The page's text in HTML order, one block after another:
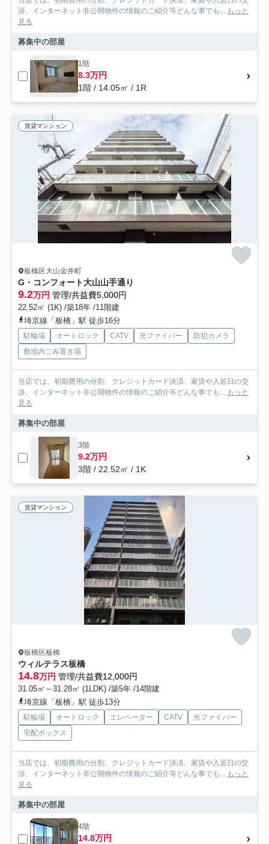
渉、インターネット非公開物件の情報のご紹介等どんな事でも... もっと
見る
募集中の部屋
1階
8.3万円
1階 / 14.05㎡ / 1R
賃貸マンション
板橋区大山金井町
G・コンフォート大山山手通り
9.2万円 管理/共益費5,000円
22.52㎡ (1K) /築18年 /11階建
埼京線「板橋」駅 徒歩16分
駐輪場 オートロック CATV 光ファイバー
防犯カメラ
敷地内ごみ置き場
当店では、初期費用の分割、クレジットカード決済、家賃や入居日の交
渉、インターネット非公開物件の情報のご紹介等どんな事でも... もっと
見る
募集中の部屋
3階
9.2万円
3階 / 22.52㎡ / 1K
賃貸マンション
板橋区板橋
ウィルテラス板橋
14.8万円 管理/共益費12,000円
31.05㎡～31.28㎡ (1LDK) /築5年 /14階建
埼京線「板橋」駅 徒歩13分
駐輪場 オートロック エレベーター CATV
光ファイバー
宅配ボックス
当店では、初期費用の分割、クレジットカード決済、家賃や入居日の交
渉、インターネット非公開物件の情報のご紹介等どんな事でも... もっと
見る
募集中の部屋
4階
14.8万円